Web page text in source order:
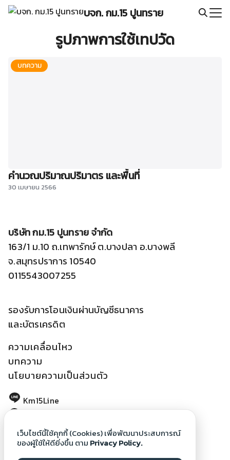
Skip
บจก. กม.15 ปูนทราย
รูปภาพการใช้เทปวัด
บทความ
คำนวณปริมาณปริมาตร และพื้นที่
30 เมษายน 2566
บริษัท กม.15 ปูนทราย จำกัด
163/1 ม.10 ถ.เทพารักษ์ ต.บางปลา อ.บางพลี
จ.สมุทรปราการ 10540
0115543007255
รองรับการโอนเงินผ่านบัญชีธนาคาร
และบัตรเครดิต
ความเคลื่อนไหว
บทความ
นโยบายความเป็นส่วนตัว
Km15Line
km15poonsai@gmail.com
086-087-0404, 02-752-2208
เว็บไซต์นี้ใช้คุกกี้ (Cookies) เพื่อพัฒนาประสบการณ์
ของผู้ใช้ให้ดียิ่งขึ้น ตาม Privacy Policy.